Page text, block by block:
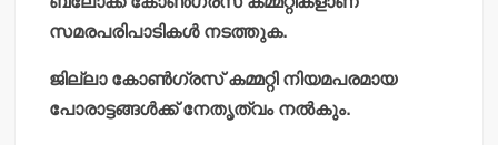
സമരപരിപാടികള്‍ നടത്തുക.
ജില്ലാ കോണ്‍ഗ്രസ് കമ്മറ്റി നിയമപരമായ
പോരാട്ടങ്ങള്‍ക്ക് നേതൃത്വം നല്‍കും.